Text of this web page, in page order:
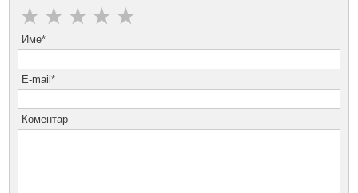
Име*
E-mail*
Коментар